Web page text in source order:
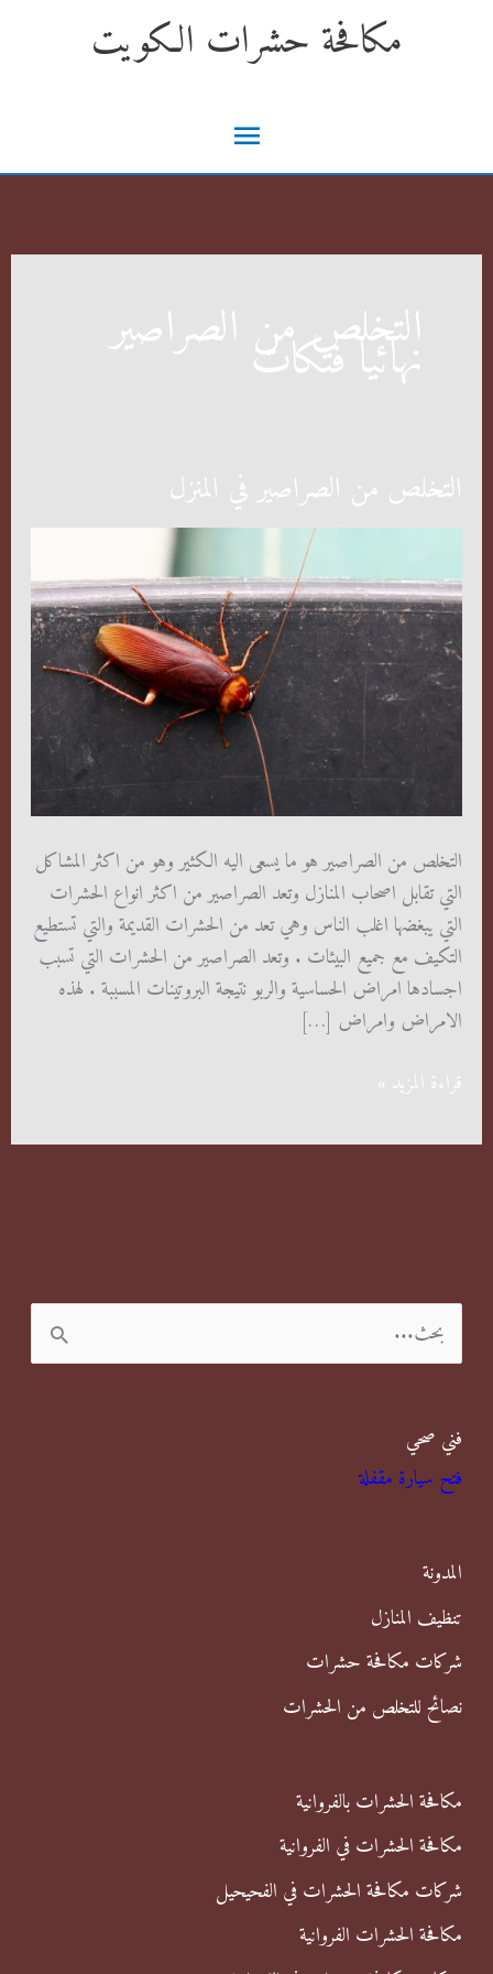
مكافحة حشرات الكويت
القائمة
الرئيسية
التخلص من الصراصير
نهائيا فتكات
التخلص من الصراصير في المنزل
التخلص من الصراصير هو ما يسعى اليه الكثير وهو من اكثر المشاكل
التي تقابل اصحاب المنازل وتعد الصراصير من اكثر انواع الحشرات
التي يبغضها اغلب الناس وهي تعد من الحشرات القديمة والتي تستطيع
التكيف مع جميع البيئات . وتعد الصراصير من الحشرات التي تسبب
اجسادها امراض الحساسية والربو نتيجة البروتينات المسببة . لهذه
الامراض وامراض […]
التخلص
الصراصير
قراءة المزيد »
ل
ح
ث
ن
فني صحي
فتح سيارة مقفلة
المدونة
تنظيف المنازل
شركات مكافحة حشرات
نصائح للتخلص من الحشرات
مكافحة الحشرات بالفروانية
مكافحة الحشرات في الفروانية
شركات مكافحة الحشرات في الفحيحيل
مكافحة الحشرات الفروانية